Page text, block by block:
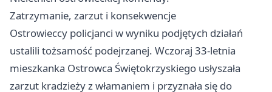
Zatrzymanie, zarzut i konsekwencje
Ostrowieccy policjanci w wyniku podjętych działań
ustalili tożsamość podejrzanej. Wczoraj 33‑letnia
mieszkanka Ostrowca Świętokrzyskiego usłyszała
zarzut kradzieży z włamaniem i przyznała się do